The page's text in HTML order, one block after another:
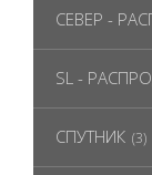
СЕВЕР -
SL -
СПУТНИК (3)